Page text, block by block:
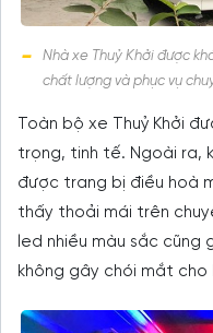
Nhà xe Thuỷ Khởi được
chất lượng và phục vụ
Toàn bộ xe Thuỷ Khởi
trọng, tinh tế. Ngoài ra,
được trang bị điều hoà
thấy thoải mái trên
led nhiều màu sắc
không gây chói mắt cho